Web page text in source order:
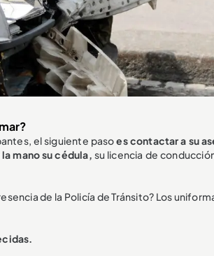
el siguiente pasoes contactar a su
mano su cédula, su licencia de
de la Policía de Tránsito? Los